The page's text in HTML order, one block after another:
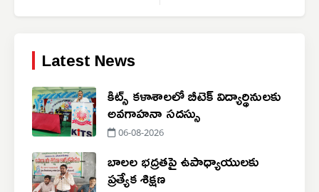
Latest News
కిట్స్ కళాశాలలో బీటెక్ విద్యార్థినులకు
అవగాహనా సదస్సు
06-08-2026
బాలల భద్రతపై ఉపాధ్యాయులకు
ప్రత్యేక శిక్షణ